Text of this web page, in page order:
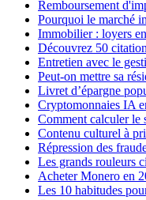
Remboursement
Pourquoi le marché
Immobilier : loyers
Découvrez 50
Entretien avec le
Peut-on mettre sa
Livret d’épargne
Cryptomonnaies IA
Comment calculer le
Contenu culturel à
Répression des
Les grands rouleurs
Acheter Monero en
Les 10 habitudes